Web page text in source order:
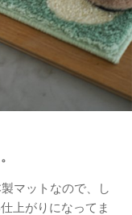
マットなので、し
上がりになってま